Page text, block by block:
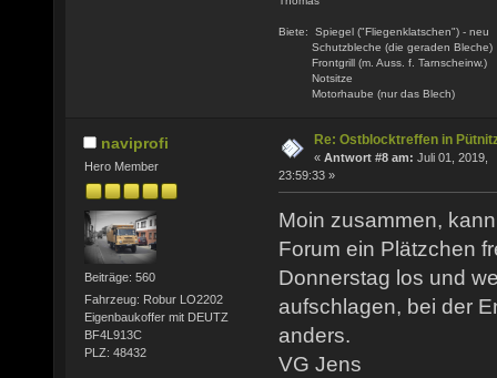
Biete: Spiegel ("Fliegenklatschen") - neu
Schutzbleche (die geraden Bleche)
Frontgrill (m. Auss. f. Tarnscheinw.)
Notsitze
Motorhaube (nur das Blech)
naviprofi
Hero Member
Beiträge: 560
Fahrzeug: Robur LO2202
Eigenbaukoffer mit DEUTZ
BF4L913C
PLZ: 48432
Re: Ostblocktreffen in
« Antwort #8 am: Juli 01, 2019,
23:59:33 »
Moin zusammen,
Forum ein Plätzchen
Donnerstag los und
aufschlagen, bei der
anders.
VG Jens